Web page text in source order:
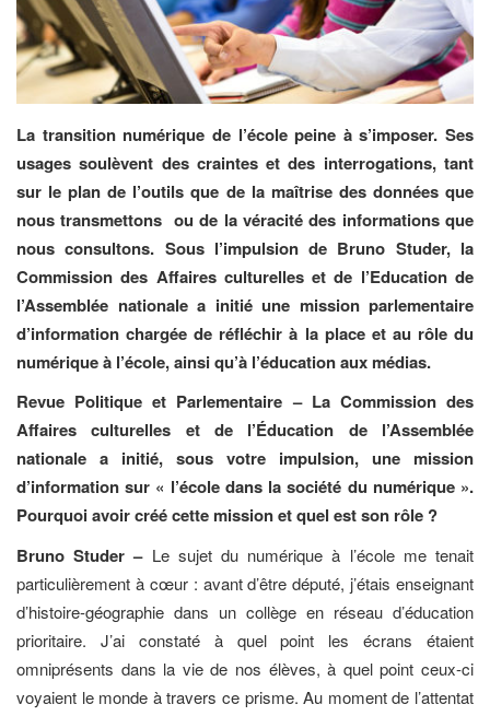
La transition numérique de l’école peine à s’imposer. Ses
usages soulèvent des craintes et des interrogations, tant
sur le plan de l’outils que de la maîtrise des données que
nous transmettons ou de la véracité des informations que
nous consultons. Sous l’impulsion de Bruno Studer, la
Commission des Affaires culturelles et de l’Education de
l’Assemblée nationale a initié une mission parlementaire
d’information chargée de réfléchir à la place et au rôle du
numérique à l’école, ainsi qu’à l’éducation aux médias.
Revue Politique et Parlementaire – La Commission des
Affaires culturelles et de l’Éducation de l’Assemblée
nationale a initié, sous votre impulsion, une mission
d’information sur « l’école dans la société du numérique ».
Pourquoi avoir créé cette mission et quel est son rôle ?
Bruno Studer –Le sujet du numérique à l’école me tenait
particulièrement à cœur : avant d’être député, j’étais enseignant
d’histoire-géographie dans un collège en réseau d’éducation
prioritaire. J’ai constaté à quel point les écrans étaient
omniprésents dans la vie de nos élèves, à quel point ceux-ci
voyaient le monde à travers ce prisme. Au moment de l’attentat